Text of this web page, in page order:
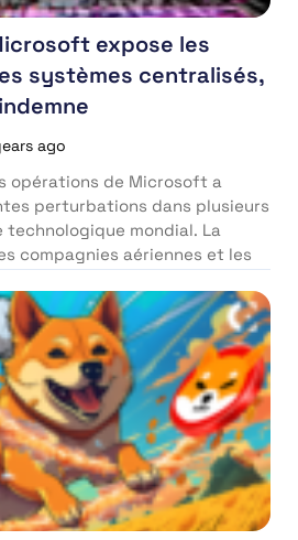
expose les
systèmes centralisés,
ago
opérations de Microsoft a
perturbations dans plusieurs
mondial. La
compagnies aériennes et les